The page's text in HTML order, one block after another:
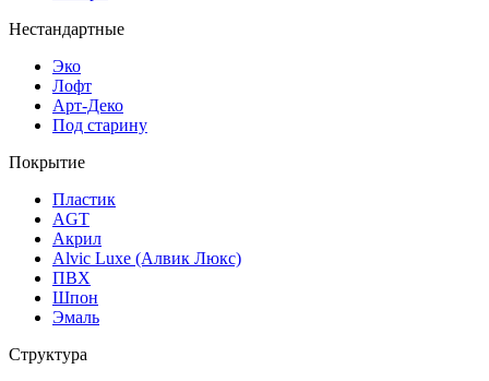
Нестандартные
Эко
Лофт
Арт-Деко
Под старину
Покрытие
Пластик
AGT
Акрил
Alvic Luxe (Алвик Люкс)
ПВХ
Шпон
Эмаль
Структура